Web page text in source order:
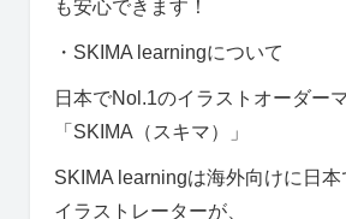
も安心できます！
・SKIMA learningについて
日本でNol.1のイラストオーダー
「SKIMA（スキマ）」
SKIMA learningは海外向けに日
イラストレーターが、